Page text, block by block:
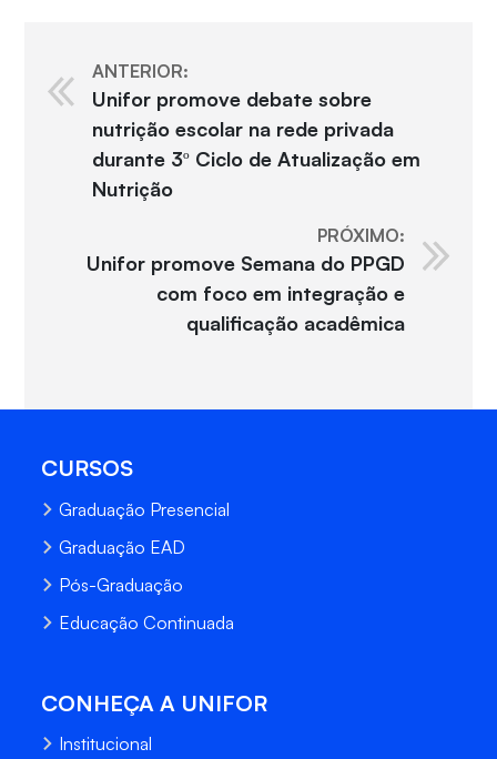
ANTERIOR:
Unifor promove debate sobre
nutrição escolar na rede privada
durante 3º Ciclo de Atualização em
Nutrição
PRÓXIMO:
Unifor promove Semana do PPGD
com foco em integração e
qualificação acadêmica
CURSOS
Graduação Presencial
Graduação EAD
Pós-Graduação
Educação Continuada
CONHEÇA A UNIFOR
Institucional